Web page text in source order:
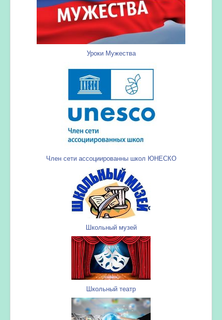
Уроки Мужества
Член сети ассоциированны школ ЮНЕСКО
Школьный музей
Школьный театр